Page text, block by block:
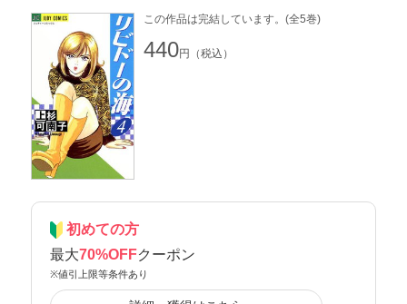
この作品は完結しています。(全5巻)
440円（税込）
初めての方
最大70%OFFクーポン
※値引上限等条件あり